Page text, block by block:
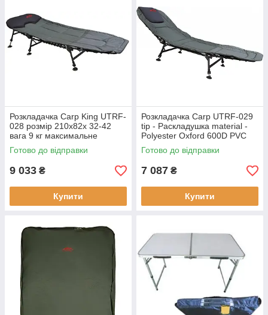
Розкладачка Carp King UTRF-
028 розмір 210х82х 32-42
вага 9 кг максимальне
навантаження 150 кг
матеріал Oxford 600D
Готово до відправки
9 033 ₴
Купити
Розкладачка Carp UTRF-029
tip - Раскладушка material -
Polyester Oxford 600D PVC
вага - 7.6 кг максимальна
нагрузка - 150 кг
Готово до відправки
7 087 ₴
Купити